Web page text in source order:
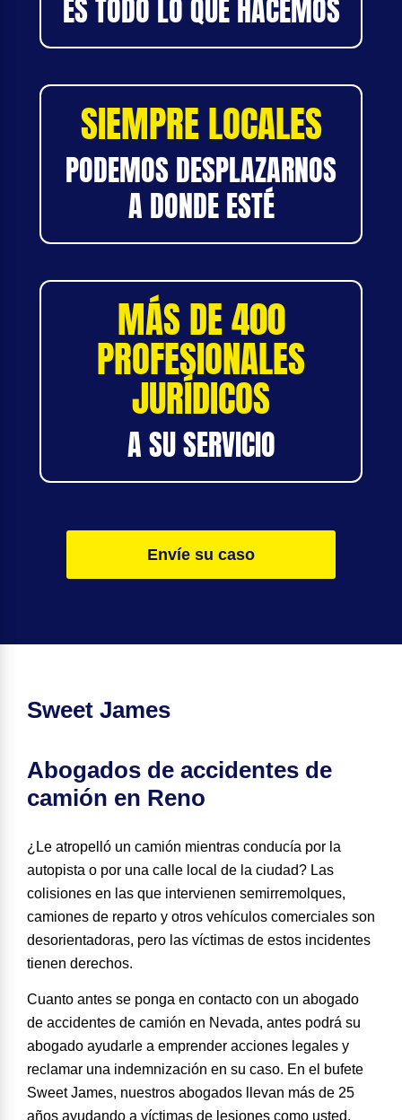
ES TODO LO QUE HACEMOS
SIEMPRE LOCALES
PODEMOS DESPLAZARNOS
A DONDE ESTÉ
MÁS DE 400
PROFESIONALES
JURÍDICOS
A SU SERVICIO
Envíe su caso
Sweet James
Abogados de accidentes de
camión en Reno
¿Le atropelló un camión mientras conducía por la
autopista o por una calle local de la ciudad? Las
colisiones en las que intervienen semirremolques,
camiones de reparto y otros vehículos comerciales son
desorientadoras, pero las víctimas de estos incidentes
tienen derechos.
Cuanto antes se ponga en contacto con un abogado
de accidentes de camión en Nevada, antes podrá su
abogado ayudarle a emprender acciones legales y
reclamar una indemnización en su caso. En el bufete
Sweet James, nuestros abogados
llevan más de 25
años ayudando a víctimas de lesiones como usted.